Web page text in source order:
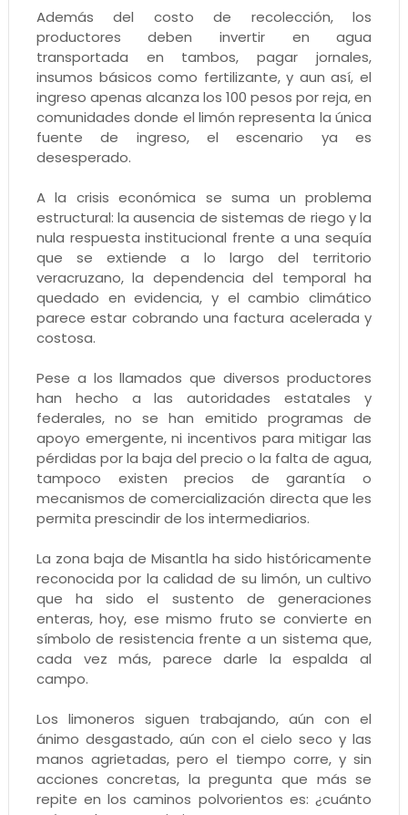
Además del costo de recolección, los
productores deben invertir en agua
transportada en tambos, pagar jornales,
insumos básicos como fertilizante, y aun así, el
ingreso apenas alcanza los 100 pesos por reja, en
comunidades donde el limón representa la única
fuente de ingreso, el escenario ya es
desesperado.
A la crisis económica se suma un problema
estructural: la ausencia de sistemas de riego y la
nula respuesta institucional frente a una sequía
que se extiende a lo largo del territorio
veracruzano, la dependencia del temporal ha
quedado en evidencia, y el cambio climático
parece estar cobrando una factura acelerada y
costosa.
Pese a los llamados que diversos productores
han hecho a las autoridades estatales y
federales, no se han emitido programas de
apoyo emergente, ni incentivos para mitigar las
pérdidas por la baja del precio o la falta de agua,
tampoco existen precios de garantía o
mecanismos de comercialización directa que les
permita prescindir de los intermediarios.
La zona baja de Misantla ha sido históricamente
reconocida por la calidad de su limón, un cultivo
que ha sido el sustento de generaciones
enteras, hoy, ese mismo fruto se convierte en
símbolo de resistencia frente a un sistema que,
cada vez más, parece darle la espalda al
campo.
Los limoneros siguen trabajando, aún con el
ánimo desgastado, aún con el cielo seco y las
manos agrietadas, pero el tiempo corre, y sin
acciones concretas, la pregunta que más se
repite en los caminos polvorientos es: ¿cuánto